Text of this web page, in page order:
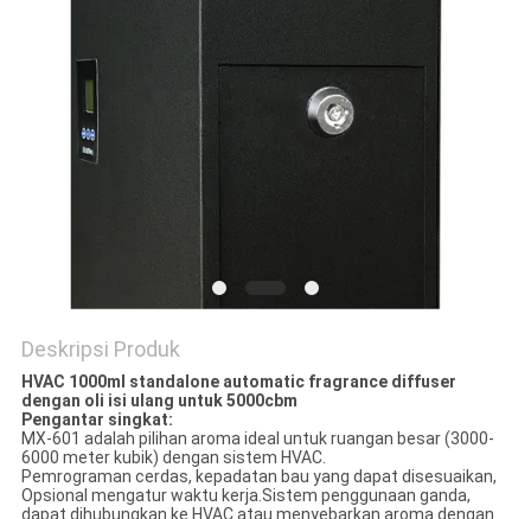
Deskripsi Produk
HVAC 1000ml standalone automatic fragrance diffuser
dengan oli isi ulang untuk 5000cbm
Pengantar singkat:
MX-601 adalah pilihan aroma ideal untuk ruangan besar (3000-
6000 meter kubik) dengan sistem HVAC.
Pemrograman cerdas, kepadatan bau yang dapat disesuaikan,
Opsional mengatur waktu kerja.Sistem penggunaan ganda,
dapat dihubungkan ke HVAC atau menyebarkan aroma dengan